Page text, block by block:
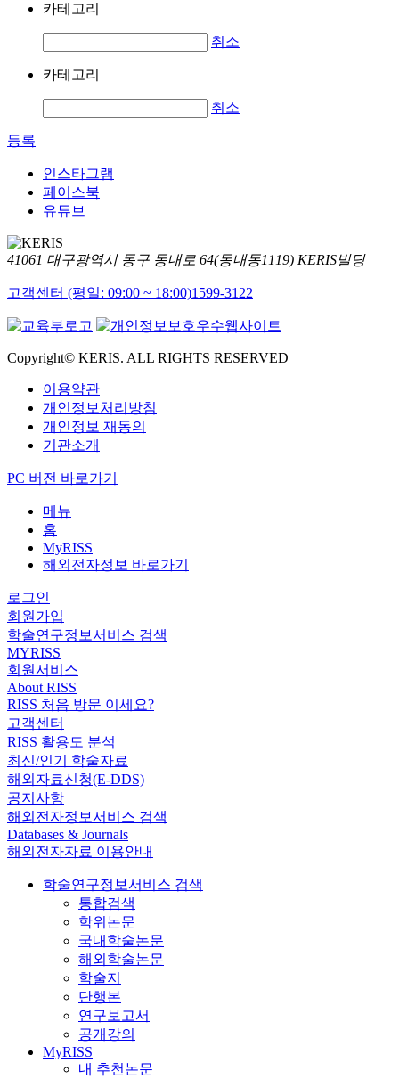
카테고리
취소
카테고리
취소
등록
인스타그램
페이스북
유튜브
41061 대구광역시 동구 동내로 64(동내동1119) KERIS빌딩
고객센터 (평일: 09:00 ~ 18:00)1599-3122
Copyright© KERIS. ALL RIGHTS RESERVED
이용약관
개인정보처리방침
개인정보 재동의
기관소개
PC 버전 바로가기
메뉴
홈
MyRISS
해외전자정보 바로가기
로그인
회원가입
학술연구정보서비스 검색
MYRISS
회원서비스
About RISS
RISS 처음 방문 이세요?
고객센터
RISS 활용도 분석
최신/인기 학술자료
해외자료신청(E-DDS)
공지사항
해외전자정보서비스 검색
Databases & Journals
해외전자자료 이용안내
학술연구정보서비스 검색
통합검색
학위논문
국내학술논문
해외학술논문
학술지
단행본
연구보고서
공개강의
MyRISS
내 추천논문